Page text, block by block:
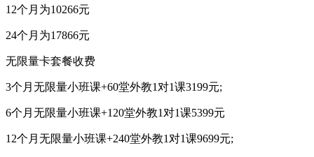
12个月为10266元
24个月为17866元
无限量卡套餐收费
3个月无限量小班课+60堂外教1对1课3199元;
6个月无限量小班课+120堂外教1对1课5399元
12个月无限量小班课+240堂外教1对1课9699元;